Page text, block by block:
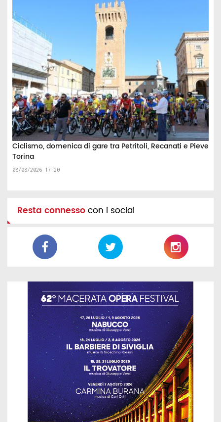
Ciclismo, domenica di gare tra Petritoli, Recanati e Pieve
Torina
08/08/2026 17:20
Resta connessocon i social